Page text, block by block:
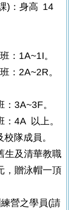
) ：身高 14
： 1A~1I。
： 2A~2R。
：3A~3F。
：4A
以上。
隊成員。
生及清華教職
，贈泳帽一頂
營之學員(請